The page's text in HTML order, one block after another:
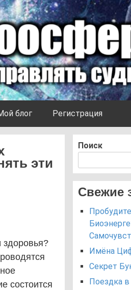
блог Регистрация
эти
состоится
Поиск
Свежие
Имёна
Секрет
Поездка